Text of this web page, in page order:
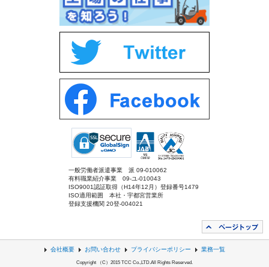
一般労働者派遣事業 派 09-010062
有料職業紹介事業 09-ユ-010043
ISO9001認証取得（H14年12月）登録番号1479
ISO適用範囲 本社・宇都宮営業所
登録支援機関 20登-004021
会社概要 お問い合わせ プライバシーポリシー 業務一覧
Copyright （C）2015 TCC Co.,LTD.All Rights Reserved.